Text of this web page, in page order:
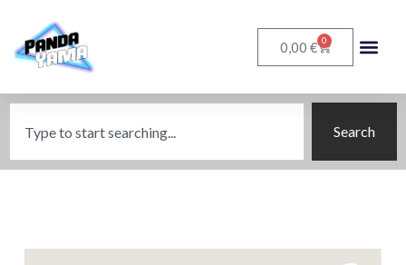
0,00 € 0
Search